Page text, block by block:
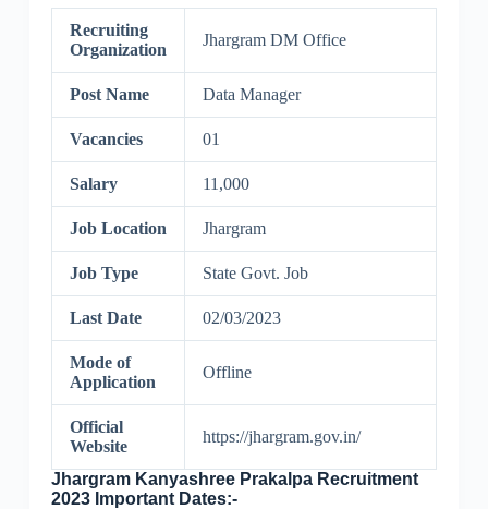
Recruiting
Organization
Jhargram DM Office
Post Name Data Manager
Vacancies 01
Salary 11,000
Job Location Jhargram
Job Type State Govt. Job
Last Date 02/03/2023
Mode of
Application
Offline
Official
Website
https://jhargram.gov.in/
Jhargram Kanyashree Prakalpa Recruitment
2023 Important Dates:-